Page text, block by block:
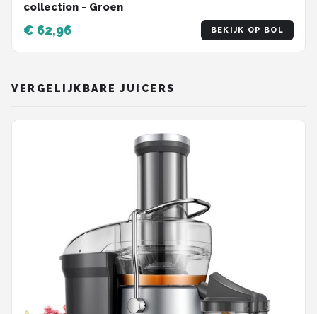
collection - Groen
€ 62,96 BEKIJK OP BOL
VERGELIJKBARE JUICERS